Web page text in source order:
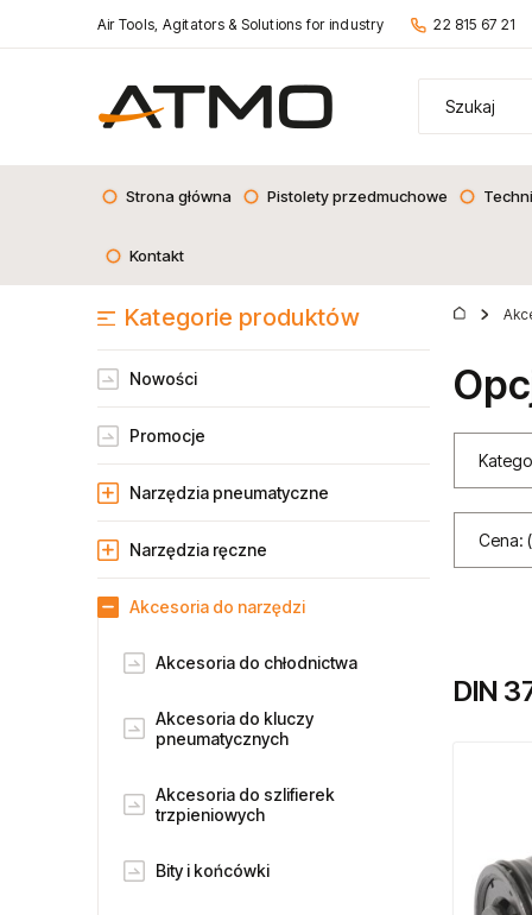
Air Tools, Agitators & Solutions for industry 22 815 67 21
Strona główna Pistolety przedmuchowe
Kontakt
Kategorie produktów
Narzędzia pneumatyczne
Narzędzia ręczne
Akcesoria do narzędzi
Akcesoria do chłodnictwa
Akcesoria do kluczy
pneumatycznych
Akcesoria do szlifierek
trzpieniowych
Bity i końcówki
Nowości
Promocje
Cena:
DIN